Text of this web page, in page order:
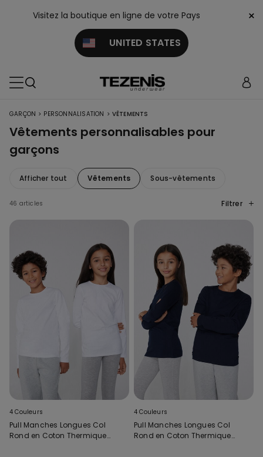
Visitez la boutique en ligne de votre Pays
UNITED STATES
×
GARÇON > PERSONNALISATION > VÊTEMENTS
Vêtements personnalisables pour
garçons
Afficher tout Vêtements Sous-vêtements
46 articles Filtrer
4 Couleurs
Pull Manches Longues Col
Rond en Coton Thermique
4 Couleurs
Pull Manches Longues Col
Rond en Coton Thermique